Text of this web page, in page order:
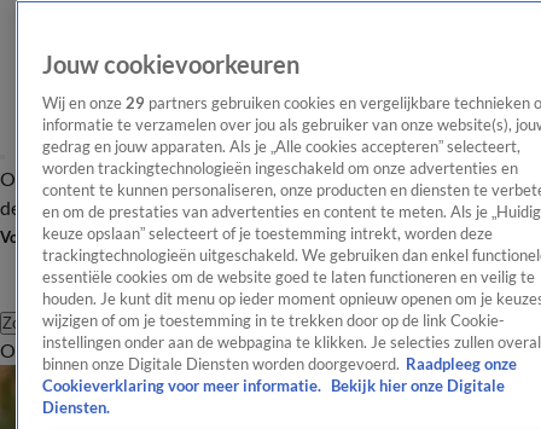
OverzichtAfleveringen Entertainment TV Algemeen
Tip
de redactieNieuwsbrief
Volg Shownieuws
Zoeken
OverzichtEntertainmentSpraakmakendRealityCrimeVideo's
Jouw cookievoorkeuren
Wij en onze 29 partners gebruiken cookies en vergelijkbare technieken
informatie te verzamelen over jou als gebruiker van onze website(s),
gedrag en jouw apparaten. Als je „Alle cookies accepteren” selecteert,
worden trackingtechnologieën ingeschakeld om onze advertenties en
content te kunnen personaliseren, onze producten en diensten te
en om de prestaties van advertenties en content te meten. Als je
keuze opslaan” selecteert of je toestemming intrekt, worden deze
trackingtechnologieën uitgeschakeld. We gebruiken dan enkel
essentiële cookies om de website goed te laten functioneren en veilig te
houden. Je kunt dit menu op ieder moment opnieuw openen om je
wijzigen of om je toestemming in te trekken door op de link Cookie-
instellingen onder aan de webpagina te klikken. Je selecties zullen overal
binnen onze Digitale Diensten worden doorgevoerd. Raadpleeg onze
Cookieverklaring voor meer informatie.
Bekijk hier onze Digitale
Diensten.